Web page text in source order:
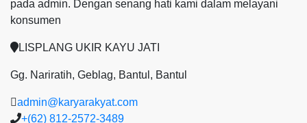
pada admin. Dengan senang hati kami dalam melayani
konsumen
LISPLANG UKIR KAYU JATI
Gg. Nariratih, Geblag, Bantul, Bantul
admin@karyarakyat.com
+(62) 812-2572-3489